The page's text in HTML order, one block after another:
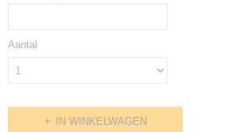
Aantal
IN WINKELWAGEN